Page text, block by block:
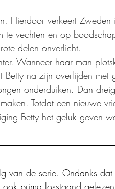
Hierdoor verkeert Zweden
vechten en op
delen onverlicht.
Wanneer haar man
na zijn overlijden met
onderduiken. Dan
Totdat een nieuwe
Betty het geluk geven
van de serie. Ondanks